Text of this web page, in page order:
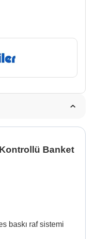
Banket
baskı raf sistemi